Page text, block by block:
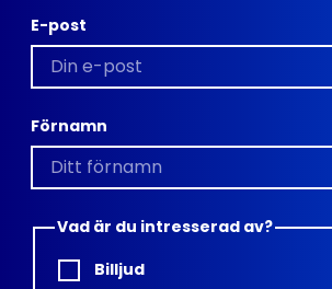
E-post
Förnamn
Vad är du intresserad av?
Billjud